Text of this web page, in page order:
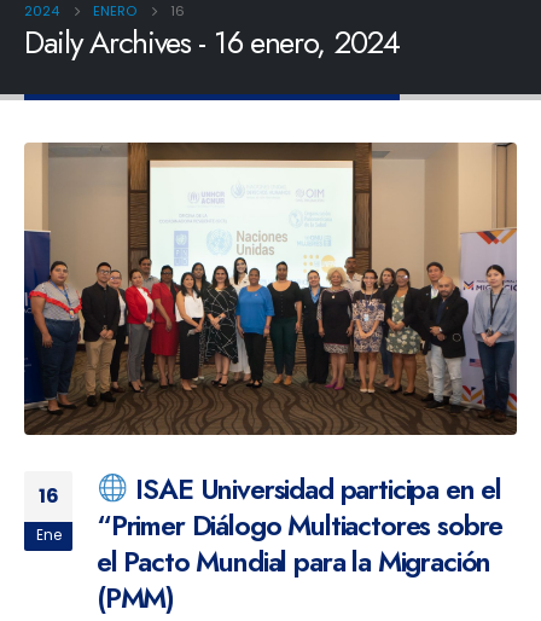
2024 ENERO 16
Daily Archives - 16 enero, 2024
16
Ene
ISAE Universidad participa en el
“Primer Diálogo Multiactores sobre
el Pacto Mundial para la Migración
(PMM)